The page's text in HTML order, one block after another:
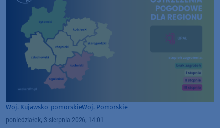
Woj. Kujawsko-pomorskieWoj. Pomorskie
poniedziałek, 3 sierpnia 2026, 14:01